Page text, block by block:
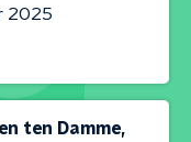
2025
ten Damme,